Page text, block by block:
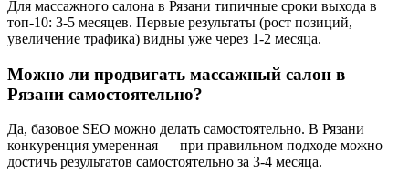
Для массажного салона в Рязани типичные сроки выхода в
топ-10: 3-5 месяцев. Первые результаты (рост позиций,
увеличение трафика) видны уже через 1-2 месяца.
Можно ли продвигать массажный салон в
Рязани самостоятельно?
Да, базовое SEO можно делать самостоятельно. В Рязани
конкуренция умеренная — при правильном подходе можно
достичь результатов самостоятельно за 3-4 месяца.